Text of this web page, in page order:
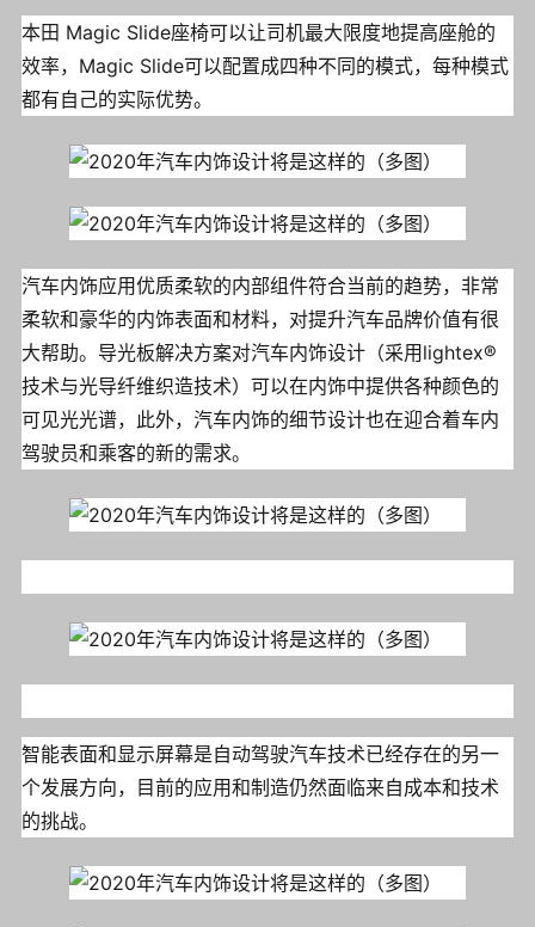
本田 Magic Slide座椅可以让司机最大限度地提高座舱的
效率，Magic Slide可以配置成四种不同的模式，每种模式
都有自己的实际优势。
汽车内饰应用优质柔软的内部组件符合当前的趋势，非常
柔软和豪华的内饰表面和材料，对提升汽车品牌价值有很
大帮助。导光板解决方案对汽车内饰设计（采用lightex®
技术与光导纤维织造技术）可以在内饰中提供各种颜色的
可见光光谱，此外，汽车内饰的细节设计也在迎合着车内
驾驶员和乘客的新的需求。
智能表面和显示屏幕是自动驾驶汽车技术已经存在的另一
个发展方向，目前的应用和制造仍然面临来自成本和技术
的挑战。